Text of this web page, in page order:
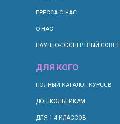
ПРЕССА О НАС
О НАС
НАУЧНО-ЭКСПЕРТНЫЙ СОВЕТ
ДЛЯ КОГО
ДОШКОЛЬНИКАМ
ПОЛНЫЙ КАТАЛОГ КУРСОВ
ДЛЯ 1-4 КЛАССОВ